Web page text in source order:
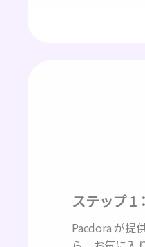
ステップ 1
Pacdora が提